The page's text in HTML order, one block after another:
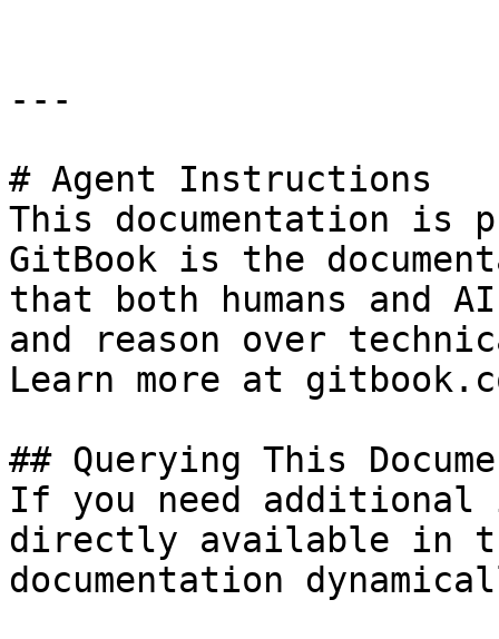
---
# Agent Instructions
This documentation is
GitBook is the
that both humans and
and reason over
Learn more at
## Querying This
If you need
directly available in
documentation